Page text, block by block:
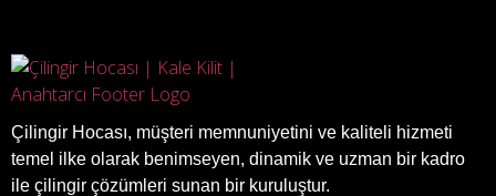
Çilingir Hocası, müşteri memnuniyetini ve kaliteli hizmeti
temel ilke olarak benimseyen, dinamik ve uzman bir kadro
ile çilingir çözümleri sunan bir kuruluştur.